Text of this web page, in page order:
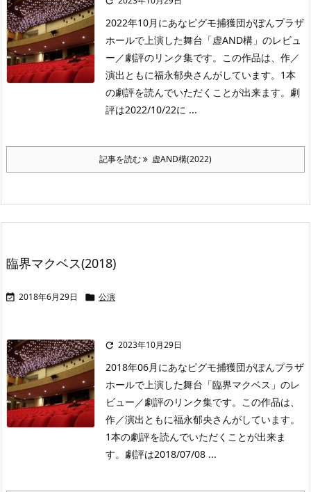
2022年10月にあなピグモ捕獲団がぽんプラザ
ホールで上演した舞台「虚AND構」のレビュ
ー／劇評のリンク集です。この作品は、作／
演出ともに福永郁央さんがしています。1本
の劇評を読んでいただくことが出来ます。劇
評は2022/10/22に ...
記事を読む 虚AND構(2022)
臨界マクベス(2018)
 2018年6月29日  公演
 2023年10月29日
2018年06月にあなピグモ捕獲団がぽんプラザ
ホールで上演した舞台「臨界マクベス」のレ
ビュー／劇評のリンク集です。この作品は、
作／演出ともに福永郁央さんがしています。
1本の劇評を読んでいただくことが出来ま
す。劇評は2018/07/08 ...